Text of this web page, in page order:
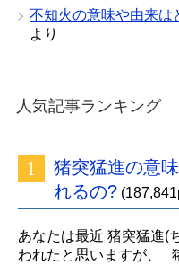
不知火の意味や由来は
より
人気記事ランキング
猪突猛進の意
れるの?
あなたは最近 猪突猛進(
われたと思いますが、